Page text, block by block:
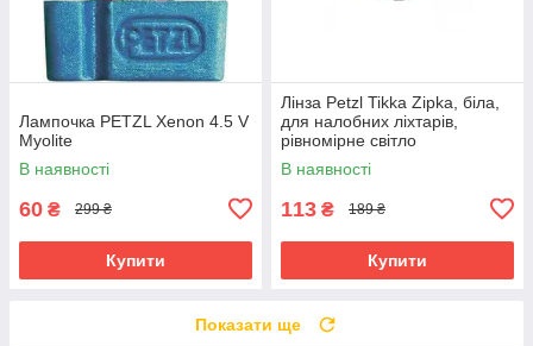
Лампочка PETZL Xenon 4.5 V
Myolite
В наявності
60 ₴ 299 ₴
Купити
Лінза Petzl Tikka Zipka, біла,
для налобних ліхтарів,
рівномірне світло
В наявності
113 ₴ 189 ₴
Купити
Показати ще